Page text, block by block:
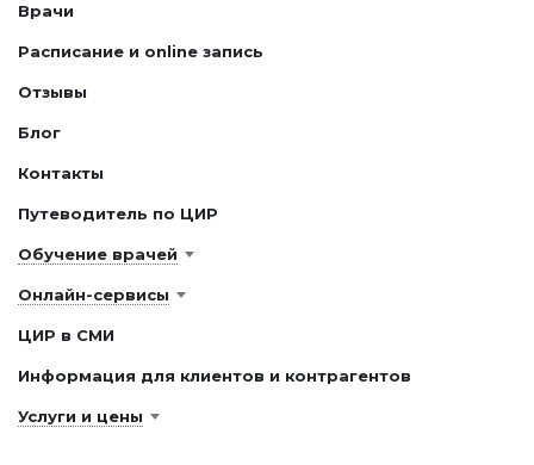
Врачи
Расписание и online запись
Отзывы
Блог
Контакты
Путеводитель по ЦИР
Обучение врачей
Онлайн-сервисы
ЦИР в СМИ
Информация для клиентов и контрагентов
Услуги и цены